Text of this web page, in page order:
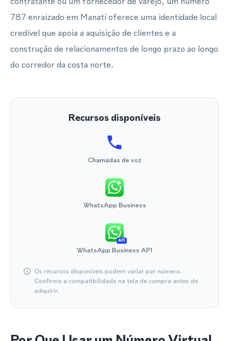
787 enraizado em Manatí oferece uma identidade local
credível que apoia a aquisição de clientes e a
construção de relacionamentos de longo prazo ao longo
do corredor da costa norte.
Recursos disponíveis
Chamadas de voz
WhatsApp Business
API
WhatsApp Business API
Os recursos disponíveis podem variar por número.
Confirme a compatibilidade na tela de compra antes de
adquirir.